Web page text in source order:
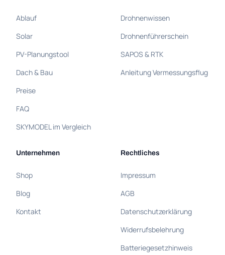
Ablauf
Solar
PV-Planungstool
Dach & Bau
Preise
FAQ
SKYMODEL im Vergleich
Drohnenwissen
Drohnenführerschein
SAPOS & RTK
Anleitung Vermessungsflug
Unternehmen
Shop
Blog
Kontakt
Rechtliches
Impressum
AGB
Datenschutzerklärung
Widerrufsbelehrung
Batteriegesetzhinweis